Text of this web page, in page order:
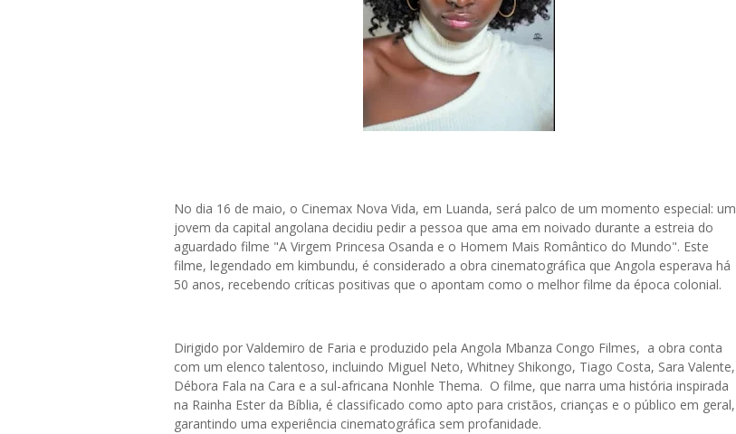
No dia 16 de maio, o Cinemax Nova Vida, em Luanda, será palco de um momento especial: um
jovem da capital angolana decidiu pedir a pessoa que ama em noivado durante a estreia do
aguardado filme "A Virgem Princesa Osanda e o Homem Mais Romântico do Mundo". Este
filme, legendado em kimbundu, é considerado a obra cinematográfica que Angola esperava há
50 anos, recebendo críticas positivas que o apontam como o melhor filme da época colonial.
Dirigido por Valdemiro de Faria e produzido pela Angola Mbanza Congo Filmes, a obra conta
com um elenco talentoso, incluindo Miguel Neto, Whitney Shikongo, Tiago Costa, Sara Valente,
Débora Fala na Cara e a sul-africana Nonhle Thema. O filme, que narra uma história inspirada
na Rainha Ester da Bíblia, é classificado como apto para cristãos, crianças e o público em geral,
garantindo uma experiência cinematográfica sem profanidade.